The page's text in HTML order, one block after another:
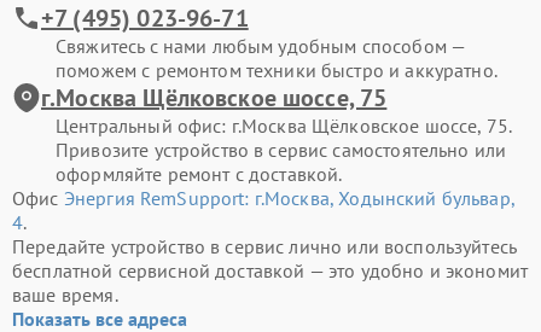
+7 (495) 023-96-71
Свяжитесь с нами любым удобным способом —
поможем с ремонтом техники быстро и аккуратно.
г.Москва Щёлковское шоссе, 75
Центральный офис: г.Москва Щёлковское шоссе, 75.
Привозите устройство в сервис самостоятельно или
оформляйте ремонт с доставкой.
Офис Энергия RemSupport: г.Москва, Ходынский бульвар,
4.
Передайте устройство в сервис лично или воспользуйтесь
бесплатной сервисной доставкой — это удобно и экономит
ваше время.
Показать все адреса